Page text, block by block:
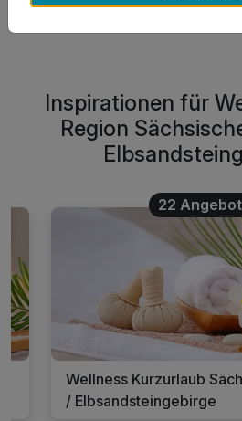
Inspirationen für
Region
22
Wellness Kurzurlaub
/ Elbsandsteingebirge